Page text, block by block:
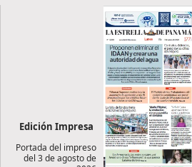
Edición Impresa
Portada del impreso
del 3 de agosto de